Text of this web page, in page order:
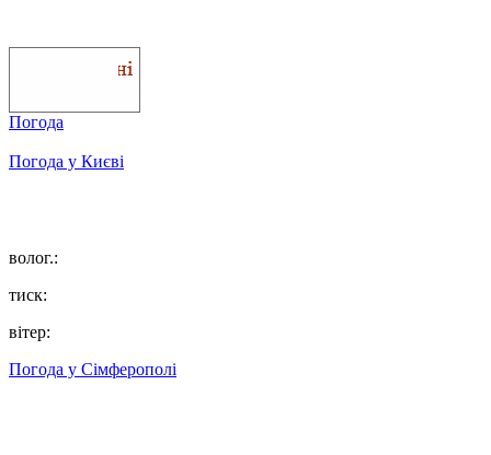
Погода
Погода у Києві
волог.:
тиск:
вітер:
Погода у Сімферополі